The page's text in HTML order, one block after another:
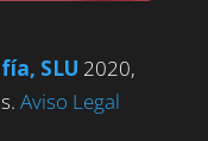
SLU 2020,
Aviso Legal